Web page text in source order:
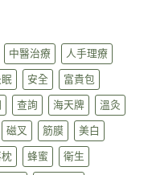
中醫治療 人手理療
安全 富貴包
查詢 海天牌 溫灸
磁叉 筋膜 美白
蜂蜜 衛生